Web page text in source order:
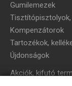
Gumilemezek
Kompenzátorok
Tartozékok,
Újdonságok
Akciók, kifutó